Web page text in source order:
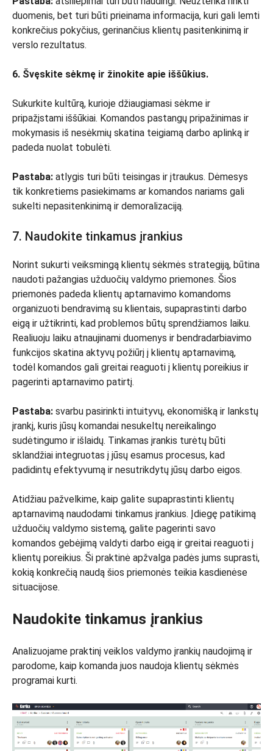
duomenis, bet turi būti prieinama informacija, kuri gali lemti
konkrečius pokyčius, gerinančius klientų pasitenkinimą ir
verslo rezultatus.
6. Švęskite sėkmę ir žinokite apie iššūkius.
Sukurkite kultūrą, kurioje džiaugiamasi sėkme ir
pripažįstami iššūkiai. Komandos pastangų pripažinimas ir
mokymasis iš nesėkmių skatina teigiamą darbo aplinką ir
padeda nuolat tobulėti.
Pastaba: atlygis turi būti teisingas ir įtraukus. Dėmesys
tik konkretiems pasiekimams ar komandos nariams gali
sukelti nepasitenkinimą ir demoralizaciją.
7. Naudokite tinkamus įrankius
Norint sukurti veiksmingą klientų sėkmės strategiją, būtina
naudoti pažangias užduočių valdymo priemones. Šios
priemonės padeda klientų aptarnavimo komandoms
organizuoti bendravimą su klientais, supaprastinti darbo
eigą ir užtikrinti, kad problemos būtų sprendžiamos laiku.
Realiuoju laiku atnaujinami duomenys ir bendradarbiavimo
funkcijos skatina aktyvų požiūrį į klientų aptarnavimą,
todėl komandos gali greitai reaguoti į klientų poreikius ir
pagerinti aptarnavimo patirtį.
Pastaba: svarbu pasirinkti intuityvų, ekonomišką ir lankstų
įrankį, kuris jūsų komandai nesukeltų nereikalingo
sudėtingumo ir išlaidų. Tinkamas įrankis turėtų būti
sklandžiai integruotas į jūsų esamus procesus, kad
padidintų efektyvumą ir nesutrikdytų jūsų darbo eigos.
Atidžiau pažvelkime, kaip galite supaprastinti klientų
aptarnavimą naudodami tinkamus įrankius. Įdiegę patikimą
užduočių valdymo sistemą, galite pagerinti savo
komandos gebėjimą valdyti darbo eigą ir greitai reaguoti į
klientų poreikius. Ši praktinė apžvalga padės jums suprasti,
kokią konkrečią naudą šios priemonės teikia kasdienėse
situacijose.
Naudokite tinkamus įrankius
Analizuojame praktinį veiklos valdymo įrankių naudojimą ir
parodome, kaip komanda juos naudoja klientų sėkmės
programai kurti.